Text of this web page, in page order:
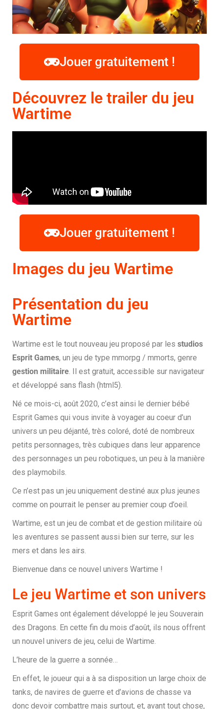
Jouer gratuitement !
Découvrez le trailer du jeu
Wartime
Jouer gratuitement !
Images du jeu Wartime
Présentation du jeu
Wartime
Wartime est le tout nouveau jeu proposé par les studios
Esprit Games, un jeu de type mmorpg / mmorts, genre
gestion militaire. Il est gratuit, accessible sur navigateur
et développé sans flash (html5).
Né ce mois-ci, août 2020, c’est ainsi le dernier bébé
Esprit Games qui vous invite à voyager au coeur d’un
univers un peu déjanté, très coloré, doté de nombreux
petits personnages, très cubiques dans leur apparence
des personnages un peu robotiques, un peu à la manière
des playmobils.
Ce n’est pas un jeu uniquement destiné aux plus jeunes
comme on pourrait le penser au premier coup d’oeil.
Wartime, est un jeu de combat et de gestion militaire où
les aventures se passent aussi bien sur terre, sur les
mers et dans les airs.
Bienvenue dans ce nouvel univers Wartime !
Le jeu Wartime et son univers
Esprit Games ont également développé le jeu Souverain
des Dragons. En cette fin du mois d’août, ils nous offrent
un nouvel univers de jeu, celui de Wartime.
L’heure de la guerre a sonnée…
En effet, le joueur qui a à sa disposition un large choix de
tanks, de navires de guerre et d’avions de chasse va
donc devoir combattre mais surtout, et, avant tout chose,